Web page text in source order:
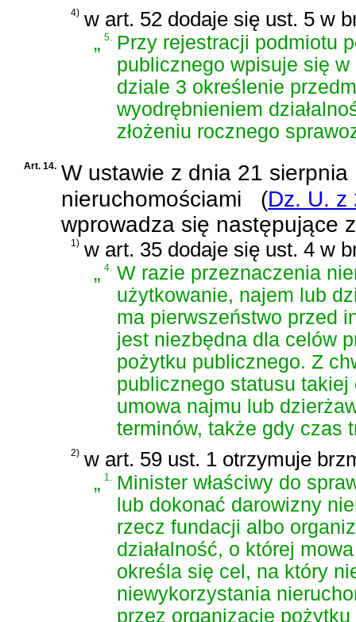
4) w art. 52 dodaje się ust. 5 w
„5. Przy rejestracji podmiotu
publicznego wpisuje się
dziale 3 określenie
wyodrębnieniem
złożeniu rocznego
Art. 14. W ustawie z dnia 21
nieruchomościami
(Dz. U. z
wprowadza się następujące
1) w art. 35 dodaje się ust. 4 w
„4. W razie przeznaczenia
użytkowanie, najem lub
ma pierwszeństwo przed
jest niezbędna dla celów
pożytku publicznego. Z
publicznego statusu
umowa najmu lub
terminów, także gdy czas
2) w art. 59 ust. 1 otrzymuje
„1. Minister właściwy do
lub dokonać darowizny
rzecz fundacji albo
działalność, o której
określa się cel, na który
niewykorzystania
przez organizację